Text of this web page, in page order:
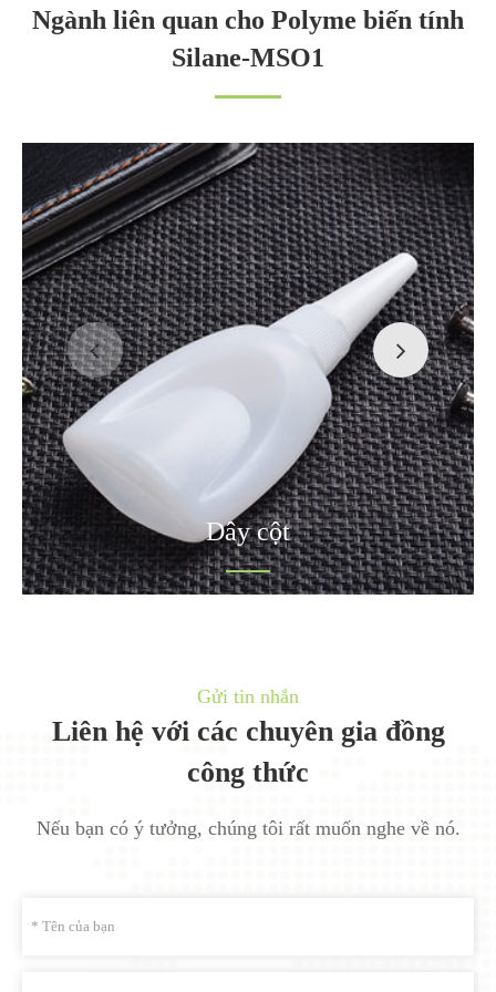
Ngành liên quan cho Polyme biến tính
Silane-MSO1
Dây cột
Gửi tin nhắn
Liên hệ với các chuyên gia đồng
công thức
Nếu bạn có ý tưởng, chúng tôi rất muốn nghe về nó.